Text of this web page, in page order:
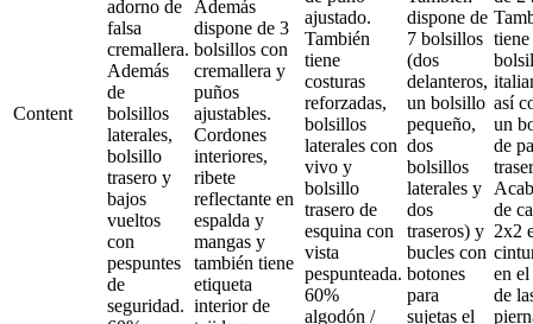
Content
adorno de
falsa
cremallera.
Además
de
bolsillos
laterales,
bolsillo
trasero y
bajos
vueltos
con
pespuntes
de
seguridad.
Además
dispone de 3
bolsillos con
cremallera y
puños
ajustables.
Cordones
interiores,
ribete
reflectante en
espalda y
mangas y
también tiene
etiqueta
interior de
ajustado.
También
tiene
costuras
reforzadas,
bolsillos
laterales con
vivo y
bolsillo
trasero de
esquina con
vista
pespunteada.
60%
algodón /
dispone de
7 bolsillos
(dos
delanteros,
un bolsillo
pequeño,
dos
bolsillos
laterales y
dos
traseros) y
bucles con
botones
para
sujetas el
tiene
así
un
de
de
2x2
en
de